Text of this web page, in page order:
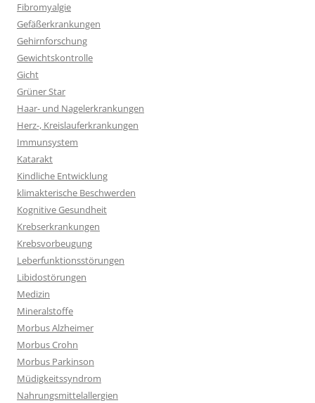
Fibromyalgie
Gefäßerkrankungen
Gehirnforschung
Gewichtskontrolle
Gicht
Grüner Star
Haar- und Nagelerkrankungen
Herz-, Kreislauferkrankungen
Immunsystem
Katarakt
Kindliche Entwicklung
klimakterische Beschwerden
Kognitive Gesundheit
Krebserkrankungen
Krebsvorbeugung
Leberfunktionsstörungen
Libidostörungen
Medizin
Mineralstoffe
Morbus Alzheimer
Morbus Crohn
Morbus Parkinson
Müdigkeitssyndrom
Nahrungsmittelallergien